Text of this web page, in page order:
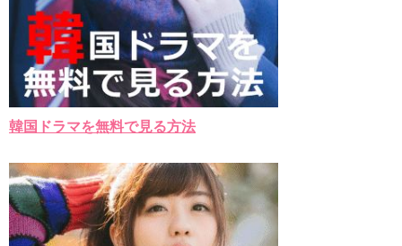
韓国ドラマを無料で見る方法